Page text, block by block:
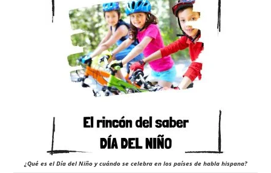
¿Qué es el Día del Niño y cuándo se celebra en los países de habla hispana?